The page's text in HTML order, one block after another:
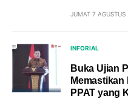
JUMAT 7 AGUSTUS
INFORIAL
Buka Ujian
PPAT yang